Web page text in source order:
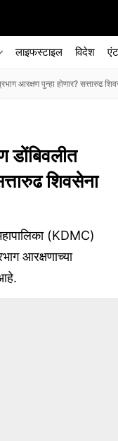
लाइफस्टाइल विदेश
आरक्षण पुन्हा होणार? सत्तारुढ
शिवसेना
(KDMC)
आरक्षणाच्या